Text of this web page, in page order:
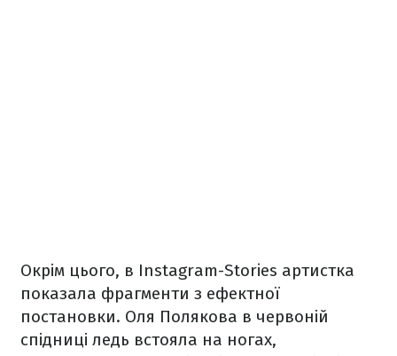
Окрім цього, в Instagram-Stories артистка
показала фрагменти з ефектної
постановки. Оля Полякова в червоній
спідниці ледь встояла на ногах,